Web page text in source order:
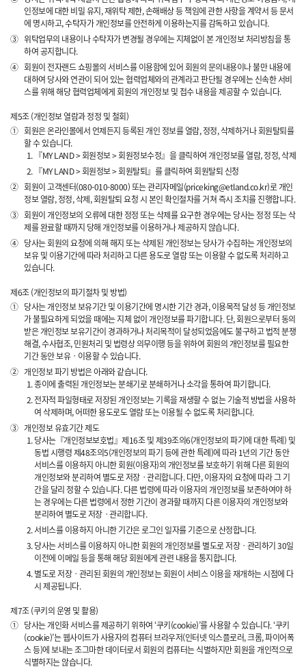
인정보에 대한 비밀 유지, 재위탁 제한, 손해배상 등 책임에 관한 사항을 계약서 등 문서
에 명시하고, 수탁자가 개인정보를 안전하게 이용하는지를 감독하고 있습니다.
③ 위탁업무의 내용이나 수탁자가 변경될 경우에는 지체없이 본 개인정보 처리방침을 통
하여 공지합니다.
④ 회원이 전자랜드 쇼핑몰의 서비스를 이용함에 있어 회원의 문의내용이나 불만 내용에
대하여 당사와 연관이 되어 있는 협력업체와의 관계라고 판단될 경우에는 신속한 서비
스를 위해 해당 협력업체에게 회원의 개인정보 및 접수 내용을 제공할 수 있습니다.
제5조 (개인정보 열람과 정정 및 철회)
① 회원은 온라인몰에서 언제든지 등록된 개인 정보를 열람, 정정, 삭제하거나 회원탈퇴를
할 수 있습니다.
『MY LAND > 회원정보 > 회원정보수정』을 클릭하여 개인정보를 열람, 정정, 삭제
『MY LAND > 회원정보 > 회원탈퇴』를 클릭하여 회원탈퇴 신청
② 회원이 고객센터(080-010-8000) 또는 관리자메일(priceking@etland.co.kr)로 개인
정보 열람, 정정, 삭제, 회원탈퇴 요청 시 본인 확인절차를 거쳐 즉시 조치를 진행합니다.
③ 회원이 개인정보의 오류에 대한 정정 또는 삭제를 요구한 경우에는 당사는 정정 또는 삭
제를 완료할 때까지 당해 개인정보를 이용하거나 제공하지 않습니다.
④ 당사는 회원의 요청에 의해 해지 또는 삭제된 개인정보는 당사가 수집하는 개인정보의
보유 및 이용기간에 따라 처리하고 다른 용도로 열람 또는 이용할 수 없도록 처리하고
있습니다.
제6조 (개인정보의 파기절차 및 방법)
① 당사는 개인정보 보유기간 및 이용기간에 명시한 기간 경과, 이용목적 달성 등 개인정보
가 불필요하게 되었을 때에는 지체 없이 개인정보를 파기합니다. 단, 회원으로부터 동의
받은 개인정보 보유기간이 경과하거나 처리목적이 달성되었음에도 불구하고 법적 분쟁
해결, 수사협조, 민원처리 및 법령상 의무이행 등을 위하여 회원의 개인정보를 필요한
기간 동안 보유ㆍ이용할 수 있습니다.
② 개인정보 파기 방법은 아래와 같습니다.
종이에 출력된 개인정보는 분쇄기로 분쇄하거나 소각을 통하여 파기합니다.
전자적 파일형태로 저장된 개인정보는 기록을 재생할 수 없는 기술적 방법을 사용하
여 삭제하며, 어떠한 용도로도 열람 또는 이용될 수 없도록 처리합니다.
③ 개인정보 유효기간 제도
당사는『개인정보보호법』제16조 및 제39조의6(개인정보의 파기에 대한 특례) 및
동법 시행령 제48조의5(개인정보의 파기 등에 관한 특례)에 따라 1년의 기간 동안
서비스를 이용하지 아니한 회원(이용자)의 개인정보를 보호하기 위해 다른 회원의
개인정보와 분리하여 별도로 저장ㆍ관리합니다. 다만, 이용자의 요청에 따라 그 기
간을 달리 정할 수 있습니다. 다른 법령에 따라 이용자의 개인정보를 보존하여야 하
는 경우에는 다른 법령에서 정한 기간이 경과할 때까지 다른 이용자의 개인정보와
분리하여 별도로 저장ㆍ관리합니다.
서비스를 이용하지 아니한 기간은 로그인 일자를 기준으로 산정합니다.
당사는 서비스를 이용하지 아니한 회원의 개인정보를 별도로 저장ㆍ관리하기 30일
이전에 이메일 등을 통해 해당 회원에게 관련 내용을 통지합니다.
별도로 저장ㆍ관리된 회원의 개인정보는 회원이 서비스 이용을 재개하는 시점에 다
시 제공됩니다.
제7조 (쿠키의 운영 및 활용)
① 당사는 개인화 서비스를 제공하기 위하여 ‘쿠키(cookie)’를 사용할 수 있습니다. ‘쿠키
(cookie)’는 웹사이트가 사용자의 컴퓨터 브라우저(인터넷 익스플로러, 크롬, 파이어폭
스 등)에 보내는 조그마한 데이터로서 회원의 컴퓨터는 식별하지만 회원을 개인적으로
식별하지는 않습니다.